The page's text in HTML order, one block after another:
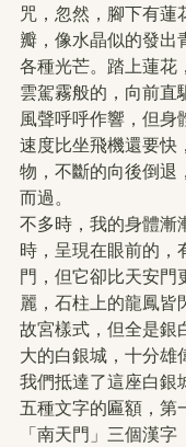
咒，忽然，腳下有蓮
瓣，像水晶似的發出
各種光芒。踏上蓮花
雲駕霧般的，向前直
風聲呼呼作響，但身
速度比坐飛機還要快
物，不斷的向後倒退
而過。
不多時，我的身體漸
時，呈現在眼前的，
門，但它卻比天安門
麗，石柱上的龍鳳皆
故宮樣式，但全是銀
大的白銀城，十分雄
我們抵達了這座白銀
五種文字的匾額，第
「南天門」三個漢字